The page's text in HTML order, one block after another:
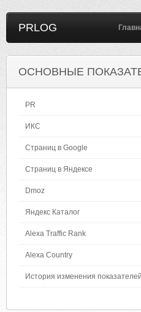
PRLOG
ОСНОВНЫЕ
PR
ИКС
Страниц в Google
Страниц в Яндексе
Dmoz
Яндекс Каталог
Alexa Traffic Rank
Alexa Country
История изменения показателей